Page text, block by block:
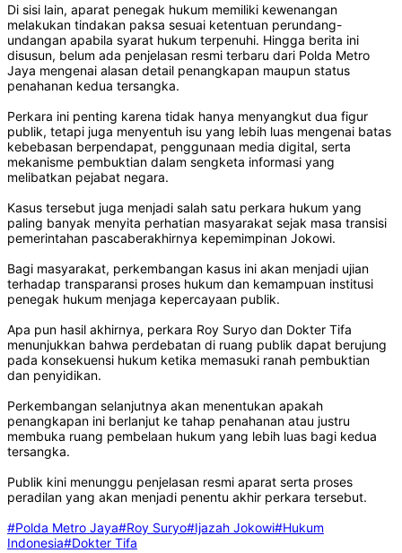
Di sisi lain, aparat penegak hukum memiliki kewenangan
melakukan tindakan paksa sesuai ketentuan perundang-
undangan apabila syarat hukum terpenuhi. Hingga berita ini
disusun, belum ada penjelasan resmi terbaru dari Polda Metro
Jaya mengenai alasan detail penangkapan maupun status
penahanan kedua tersangka.
Perkara ini penting karena tidak hanya menyangkut dua figur
publik, tetapi juga menyentuh isu yang lebih luas mengenai batas
kebebasan berpendapat, penggunaan media digital, serta
mekanisme pembuktian dalam sengketa informasi yang
melibatkan pejabat negara.
Kasus tersebut juga menjadi salah satu perkara hukum yang
paling banyak menyita perhatian masyarakat sejak masa transisi
pemerintahan pascaberakhirnya kepemimpinan Jokowi.
Bagi masyarakat, perkembangan kasus ini akan menjadi ujian
terhadap transparansi proses hukum dan kemampuan institusi
penegak hukum menjaga kepercayaan publik.
Apa pun hasil akhirnya, perkara Roy Suryo dan Dokter Tifa
menunjukkan bahwa perdebatan di ruang publik dapat berujung
pada konsekuensi hukum ketika memasuki ranah pembuktian
dan penyidikan.
Perkembangan selanjutnya akan menentukan apakah
penangkapan ini berlanjut ke tahap penahanan atau justru
membuka ruang pembelaan hukum yang lebih luas bagi kedua
tersangka.
Publik kini menunggu penjelasan resmi aparat serta proses
peradilan yang akan menjadi penentu akhir perkara tersebut.
#Polda Metro Jaya#Roy Suryo#Ijazah Jokowi#Hukum
Indonesia#Dokter Tifa